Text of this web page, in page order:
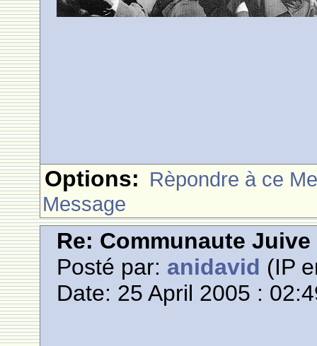
Options: Rèpondre à ce
Message
Re: Communaute
Posté par: anidavid (IP
Date: 25 April 2005 :